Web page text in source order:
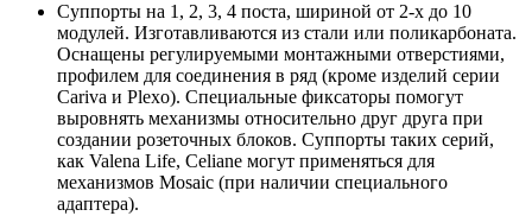
Суппорты на 1, 2, 3, 4 поста, шириной от 2-х до 10
модулей. Изготавливаются из стали или поликарбоната.
Оснащены регулируемыми монтажными отверстиями,
профилем для соединения в ряд (кроме изделий серии
Cariva и Plexo). Специальные фиксаторы помогут
выровнять механизмы относительно друг друга при
создании розеточных блоков. Суппорты таких серий,
как Valena Life, Celiane могут применяться для
механизмов Mosaic (при наличии специального
адаптера).